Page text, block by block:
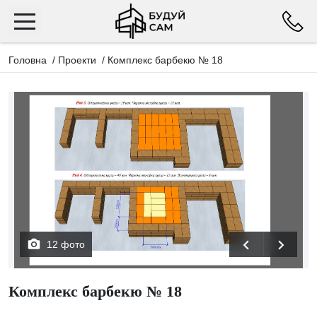
Головна / Проекти / Комплекс барбекю № 18
12 фото
Комплекс барбекю № 18